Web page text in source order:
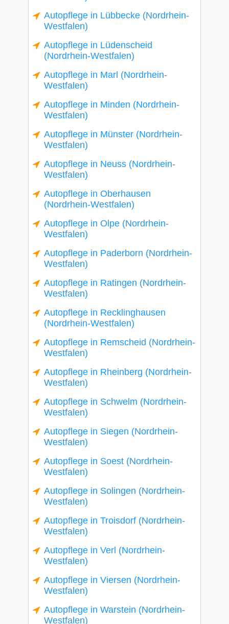
Autopflege in Lübbecke (Nordrhein-
Westfalen)
Autopflege in Lüdenscheid
(Nordrhein-Westfalen)
Autopflege in Marl (Nordrhein-
Westfalen)
Autopflege in Minden (Nordrhein-
Westfalen)
Autopflege in Münster (Nordrhein-
Westfalen)
Autopflege in Neuss (Nordrhein-
Westfalen)
Autopflege in Oberhausen
(Nordrhein-Westfalen)
Autopflege in Olpe (Nordrhein-
Westfalen)
Autopflege in Paderborn (Nordrhein-
Westfalen)
Autopflege in Ratingen (Nordrhein-
Westfalen)
Autopflege in Recklinghausen
(Nordrhein-Westfalen)
Autopflege in Remscheid (Nordrhein-
Westfalen)
Autopflege in Rheinberg (Nordrhein-
Westfalen)
Autopflege in Schwelm (Nordrhein-
Westfalen)
Autopflege in Siegen (Nordrhein-
Westfalen)
Autopflege in Soest (Nordrhein-
Westfalen)
Autopflege in Solingen (Nordrhein-
Westfalen)
Autopflege in Troisdorf (Nordrhein-
Westfalen)
Autopflege in Verl (Nordrhein-
Westfalen)
Autopflege in Viersen (Nordrhein-
Westfalen)
Autopflege in Warstein (Nordrhein-
Westfalen)